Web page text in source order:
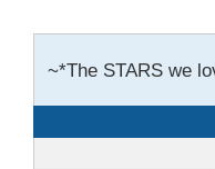
~*The STARS we